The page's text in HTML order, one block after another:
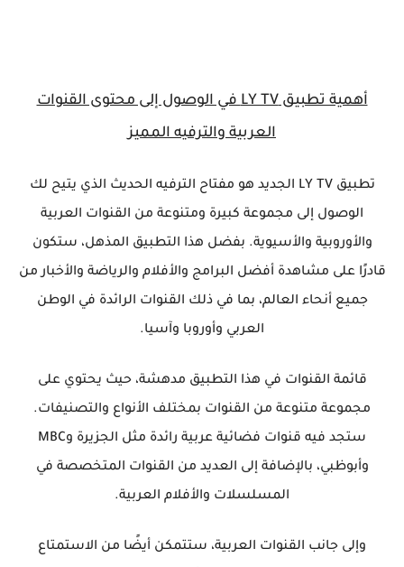
أهمية تطبيق LY TV في الوصول إلى محتوى القنوات
العربية والترفيه المميز
تطبيق LY TV الجديد هو مفتاح الترفيه الحديث الذي يتيح لك
الوصول إلى مجموعة كبيرة ومتنوعة من القنوات العربية
والأوروبية والأسيوية. بفضل هذا التطبيق المذهل، ستكون
قادرًا على مشاهدة أفضل البرامج والأفلام والرياضة والأخبار من
جميع أنحاء العالم، بما في ذلك القنوات الرائدة في الوطن
العربي وأوروبا وآسيا.
قائمة القنوات في هذا التطبيق مدهشة، حيث يحتوي على
مجموعة متنوعة من القنوات بمختلف الأنواع والتصنيفات.
ستجد فيه قنوات فضائية عربية رائدة مثل الجزيرة وMBC
وأبوظبي، بالإضافة إلى العديد من القنوات المتخصصة في
المسلسلات والأفلام العربية.
وإلى جانب القنوات العربية، ستتمكن أيضًا من الاستمتاع